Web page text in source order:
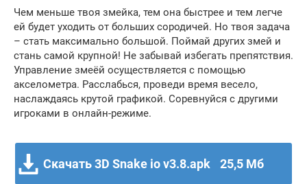
Чем меньше твоя змейка, тем она быстрее и тем легче
ей будет уходить от больших сородичей. Но твоя задача
– стать максимально большой. Поймай других змей и
стань самой крупной! Не забывай избегать препятствия.
Управление змеёй осуществляется с помощью
акселометра. Расслабься, проведи время весело,
наслаждаясь крутой графикой. Соревнуйся с другими
игроками в онлайн-режиме.
Скачать 3D Snake io v3.8.apk 25,5 Мб